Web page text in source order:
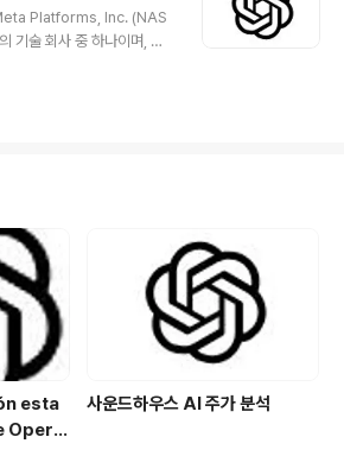
has experienced drama
Platforms, Inc. (NAS
기술 회사 중 하나이며, 소
주가는 극적인 변동을 경
의 상승과 하락을 주도하는
본 및 기술 동향을 조사하며,
게 무엇을 의미하는지 논의
은 Facebook, Instagra
그십 플랫폼을 통해 ..
esta
Opera
사운드하우스 AI 주가 분석